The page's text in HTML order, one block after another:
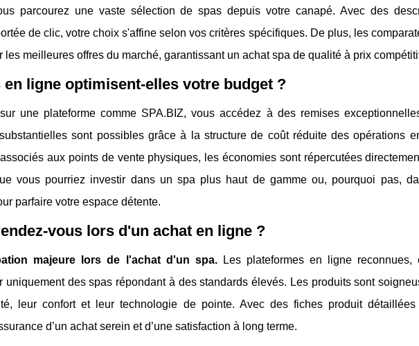
parcourez une vaste sélection de spas depuis votre canapé. Avec des
de clic, votre choix s'affine selon vos critères spécifiques. De plus, les
les meilleures offres du marché, garantissant un achat spa de qualité à prix
ligne optimisent-elles votre budget ?
une plateforme comme SPA.BIZ, vous accédez à des remises
sont possibles grâce à la structure de coût réduite des opérations
aux points de vente physiques, les économies sont répercutées
vous pourriez investir dans un spa plus haut de gamme ou, pourquoi pas,
parfaire votre espace détente.
vous lors d'un achat en ligne ?
majeure lors de l'achat d'un spa.Les plateformes en ligne reconnues,
uniquement des spas répondant à des standards élevés. Les produits sont
leur confort et leur technologie de pointe. Avec des fiches produit
d’un achat serein et d’une satisfaction à long terme.